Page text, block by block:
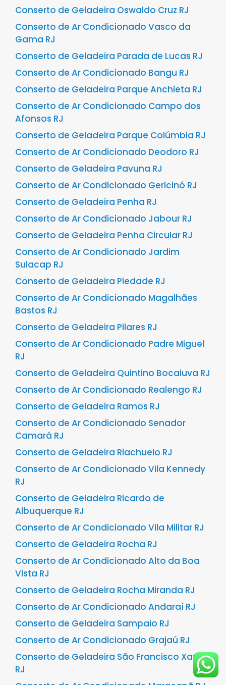
Conserto de Geladeira Oswaldo Cruz RJ
Conserto de Ar Condicionado Vasco da
Gama RJ
Conserto de Geladeira Parada de Lucas RJ
Conserto de Ar Condicionado Bangu RJ
Conserto de Geladeira Parque Anchieta RJ
Conserto de Ar Condicionado Campo dos
Afonsos RJ
Conserto de Geladeira Parque Colúmbia RJ
Conserto de Ar Condicionado Deodoro RJ
Conserto de Geladeira Pavuna RJ
Conserto de Ar Condicionado Gericinó RJ
Conserto de Geladeira Penha RJ
Conserto de Ar Condicionado Jabour RJ
Conserto de Geladeira Penha Circular RJ
Conserto de Ar Condicionado Jardim
Sulacap RJ
Conserto de Geladeira Piedade RJ
Conserto de Ar Condicionado Magalhães
Bastos RJ
Conserto de Geladeira Pilares RJ
Conserto de Ar Condicionado Padre Miguel
RJ
Conserto de Geladeira Quintino Bocaiuva RJ
Conserto de Ar Condicionado Realengo RJ
Conserto de Geladeira Ramos RJ
Conserto de Ar Condicionado Senador
Camará RJ
Conserto de Geladeira Riachuelo RJ
Conserto de Ar Condicionado Vila Kennedy
RJ
Conserto de Geladeira Ricardo de
Albuquerque RJ
Conserto de Ar Condicionado Vila Militar RJ
Conserto de Geladeira Rocha RJ
Conserto de Ar Condicionado Alto da Boa
Vista RJ
Conserto de Geladeira Rocha Miranda RJ
Conserto de Ar Condicionado Andaraí RJ
Conserto de Geladeira Sampaio RJ
Conserto de Ar Condicionado Grajaú RJ
Conserto de Geladeira São Francisco Xavier
RJ